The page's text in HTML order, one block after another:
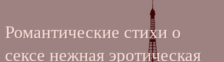
Романтические стихи о
сексе нежная эротическая